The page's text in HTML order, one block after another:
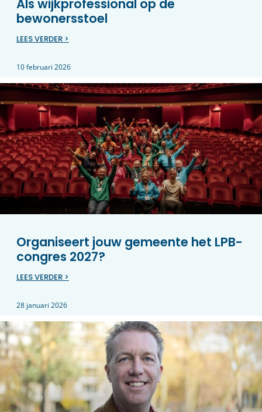
Als wijkprofessional op de
bewonersstoel
LEES VERDER >
10 februari 2026
Organiseert jouw gemeente het LPB-
congres 2027?
LEES VERDER >
28 januari 2026